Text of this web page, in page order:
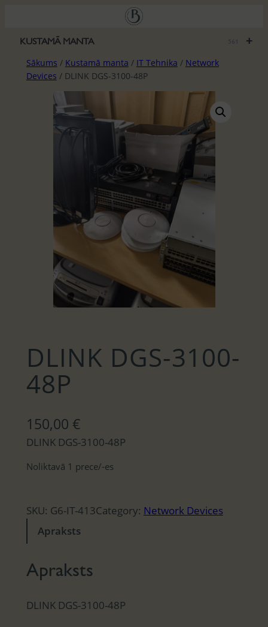
saturu
+
KUSTAMĀ MANTA
Sākums / Kustamā manta / IT Tehnika / Network
Devices / DLINK DGS-3100-48P
DLINK DGS-3100-
48P
150,00 €
DLINK DGS-3100-48P
Noliktavā 1 prece/-es
SKU: G6-IT-413Category: Network Devices
Apraksts
Apraksts
DLINK DGS-3100-48P